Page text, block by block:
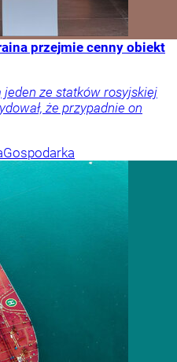
przejmie cenny obiekt
jeden ze statków rosyjskiej
że przypadnie on
Gospodarka